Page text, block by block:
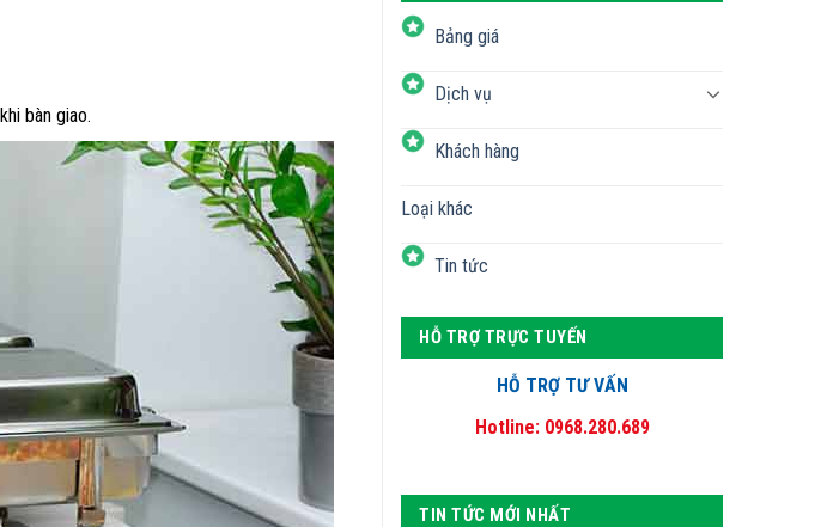
bàn giao.
Bảng giá
Dịch vụ
Khách hàng
Loại khác
Tin tức
HỖ TRỢ TRỰC TUYẾN
HỖ TRỢ TƯ VẤN
Hotline: 0968.280.689
TIN TỨC MỚI NHẤT